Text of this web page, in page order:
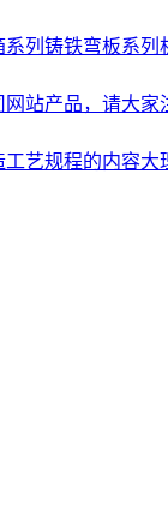
列 铸铁弯板系列
站产品，请大家
工艺规程的内容大